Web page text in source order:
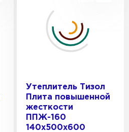
Утеплитель Тизол
Плита повышенной
жесткости
ППЖ-160
140х500х600